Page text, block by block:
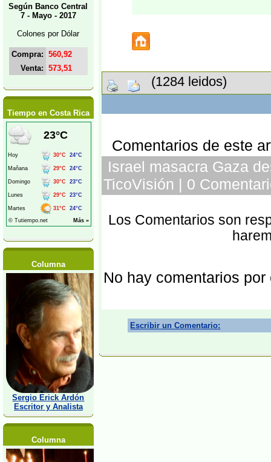
Según Banco Central
7 - Mayo - 2017
Colones por Dólar
Compra: 560,92
Venta: 573,51
Tiempo en Costa Rica
Columna
Sergio Erick Ardón
Escritor y Analista
Columna
(1284 leidos)
Comentarios de este
Israel masacra Gaza
TicoVisión | 0
Los Comentarios son
No hay comentarios por
Escribir un Comentario: